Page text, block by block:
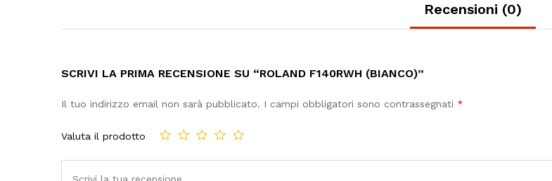
Recensioni (0)
SCRIVI LA PRIMA RECENSIONE SU “ROLAND F140RWH (BIANCO)”
Il tuo indirizzo email non sarà pubblicato. I campi obbligatori sono contrassegnati *
Valuta il prodotto